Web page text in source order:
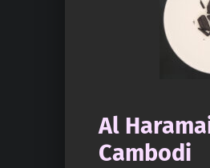
Al
Cambodi